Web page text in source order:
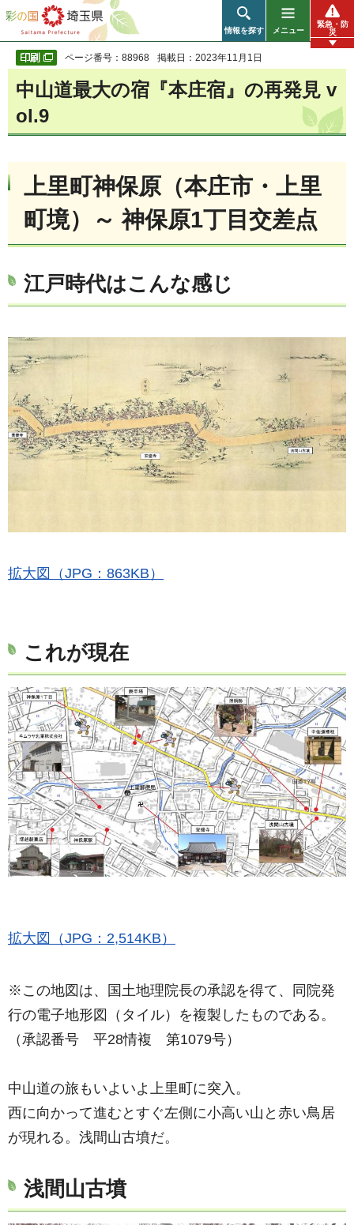
彩の国 埼玉県
情報を探す メニュー
緊急・防
災
ページ番号：88968 掲載日：2023年11月1日
中山道最大の宿『本庄宿』の再発見 v
ol.9
上里町神保原（本庄市・上里
町境）～ 神保原1丁目交差点
江戸時代はこんな感じ
拡大図（JPG：863KB）
これが現在
拡大図（JPG：2,514KB）
※この地図は、国土地理院長の承認を得て、同院発
行の電子地形図（タイル）を複製したものである。
（承認番号 平28情複 第1079号）
中山道の旅もいよいよ上里町に突入。
西に向かって進むとすぐ左側に小高い山と赤い鳥居
が現れる。浅間山古墳だ。
浅間山古墳